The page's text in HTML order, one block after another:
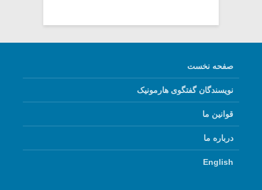
صفحه نخست
نویسندگان گفتگوی هارمونیک
قوانین ما
درباره ما
English